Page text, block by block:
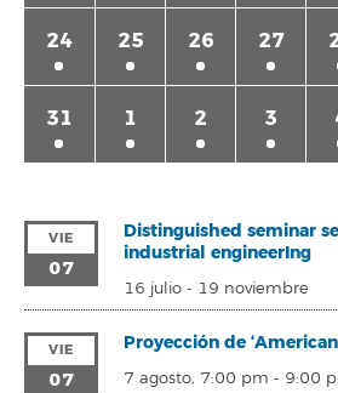
24 25 26 27
31 1 2 3
VIE
07
Distinguished seminar
industrial engineerIng
16 julio- 19 noviembre
VIE
07
Proyección de
7 agosto, 7:00 pm - 9:00